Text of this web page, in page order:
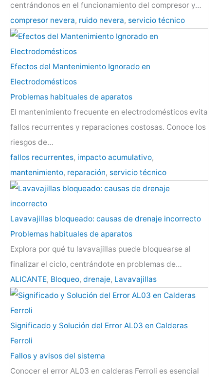
centrándonos en el funcionamiento del compresor y…
compresor nevera, ruido nevera, servicio técnico
Efectos del Mantenimiento Ignorado en
Electrodomésticos
Problemas habituales de aparatos
El mantenimiento frecuente en electrodomésticos evita
fallos recurrentes y reparaciones costosas. Conoce los
riesgos de…
fallos recurrentes, impacto acumulativo,
mantenimiento, reparación, servicio técnico
Lavavajillas bloqueado: causas de drenaje incorrecto
Problemas habituales de aparatos
Explora por qué tu lavavajillas puede bloquearse al
finalizar el ciclo, centrándote en problemas de…
ALICANTE, Bloqueo, drenaje, Lavavajillas
Significado y Solución del Error AL03 en Calderas
Ferroli
Fallos y avisos del sistema
Conocer el error AL03 en calderas Ferroli es esencial